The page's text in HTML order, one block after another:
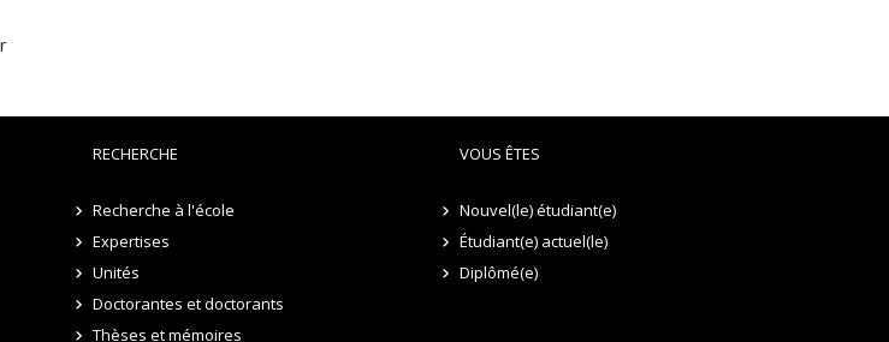
RECHERCHE
Recherche à l'école
Expertises
Unités
Doctorantes et doctorants
Thèses et mémoires
VOUS ÊTES
Nouvel(le) étudiant(e)
Étudiant(e) actuel(le)
Diplômé(e)